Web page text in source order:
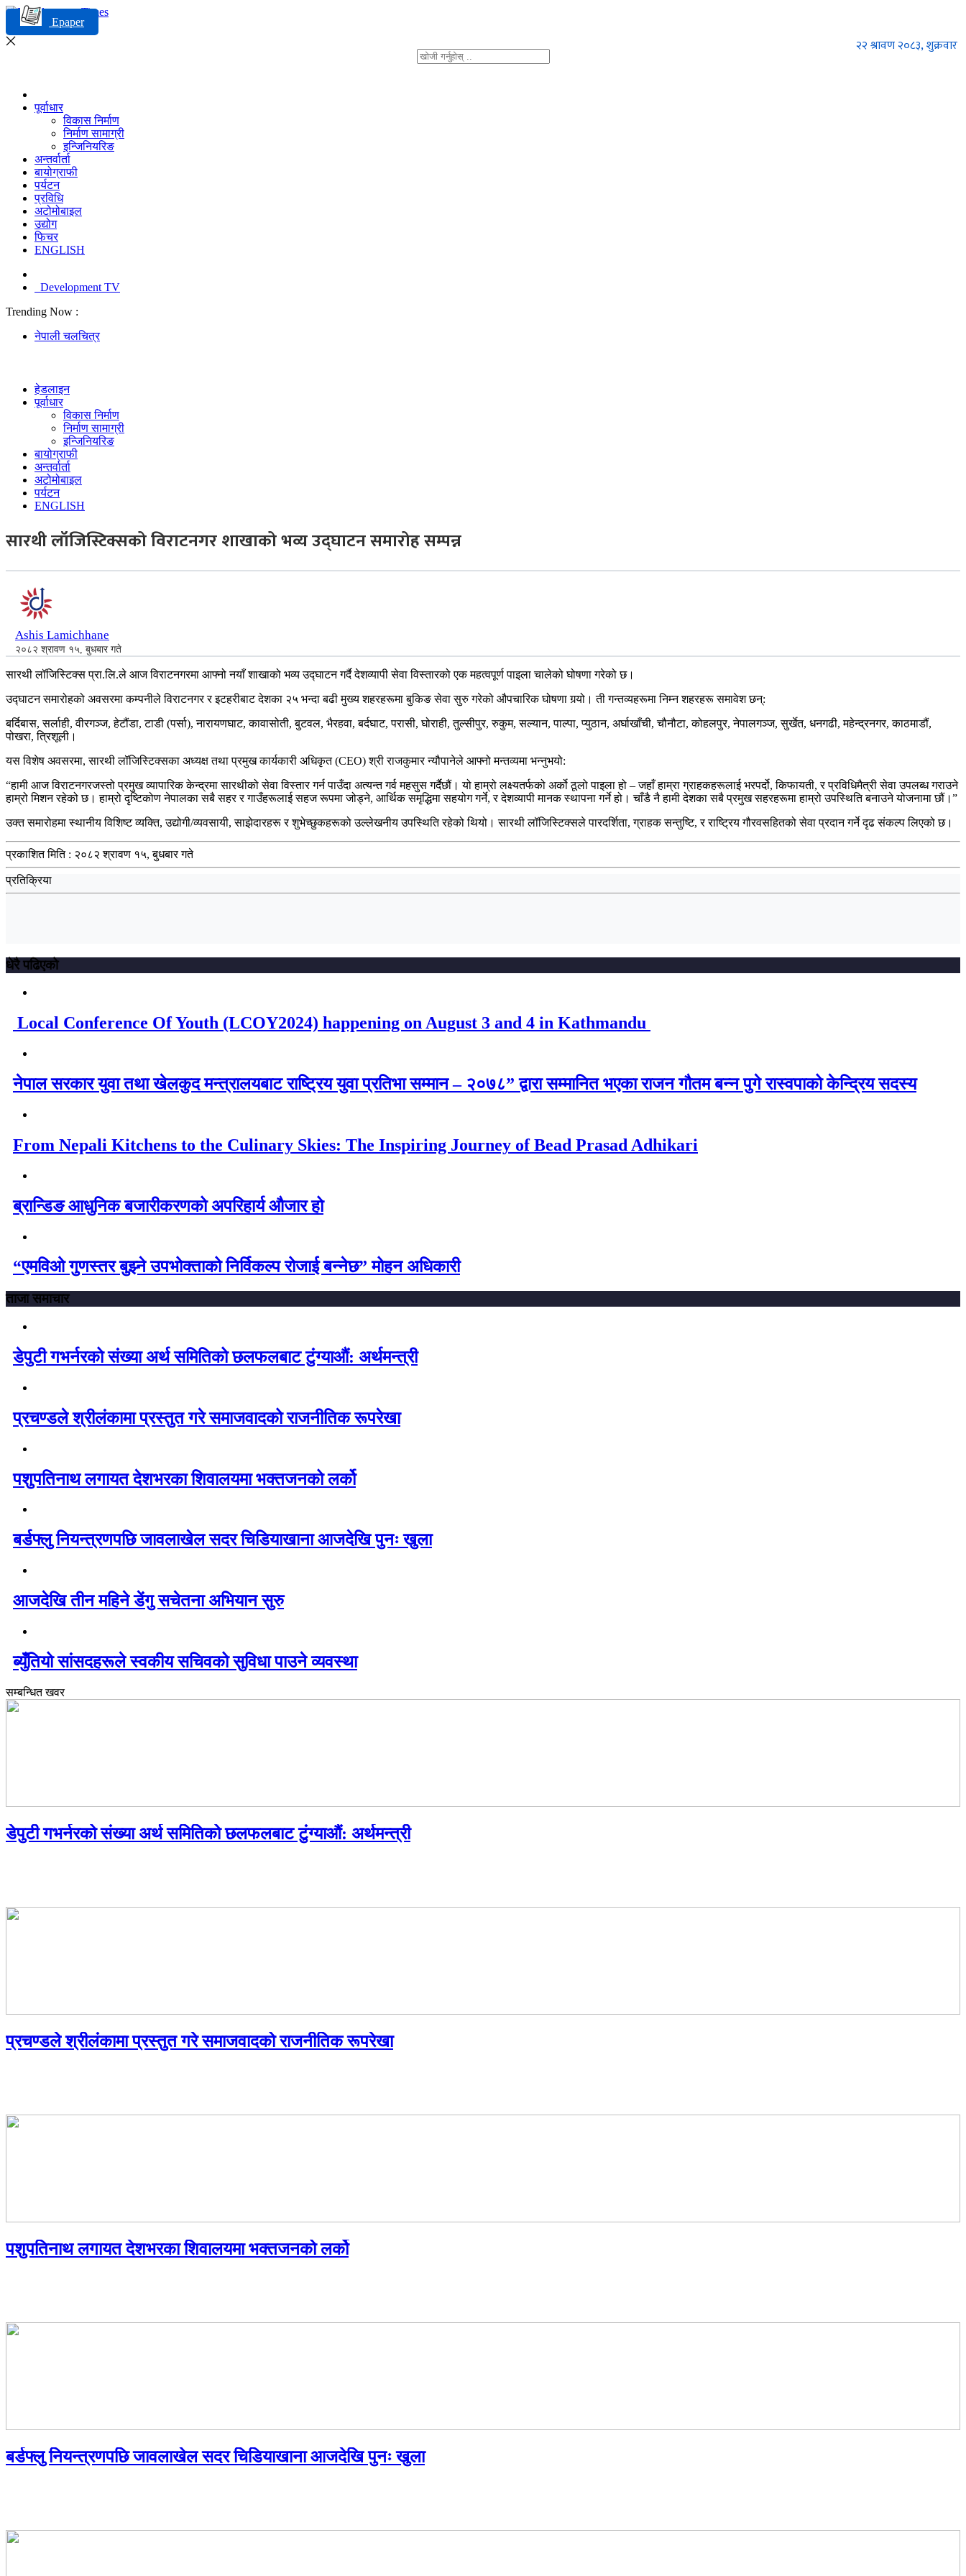
Epaper
पूर्वाधार
विकास निर्माण
निर्माण सामाग्री
इन्जिनियरिङ
अन्तर्वार्ता
बायोग्राफी
पर्यटन
प्रविधि
अटोमोबाइल
उद्योग
फिचर
ENGLISH
Development TV
Trending Now :
नेपाली चलचित्र
हेडलाइन
पूर्वाधार
विकास निर्माण
निर्माण सामाग्री
इन्जिनियरिङ
बायोग्राफी
अन्तर्वार्ता
अटोमोबाइल
पर्यटन
ENGLISH
सारथी लॉजिस्टिक्सको विराटनगर शाखाको भव्य उद्घाटन समारोह सम्पन्न
Ashis Lamichhane
२०८२ श्रावण १५, बुधबार गते
सारथी लॉजिस्टिक्स प्रा.लि.ले आज विराटनगरमा आफ्नो नयाँ शाखाको भव्य उद्घाटन गर्दै देशव्यापी सेवा विस्तारको एक महत्वपूर्ण पाइला चालेको घोषणा गरेको छ।
उद्घाटन समारोहको अवसरमा कम्पनीले विराटनगर र इटहरीबाट देशका २५ भन्दा बढी मुख्य शहरहरूमा बुकिङ सेवा सुरु गरेको औपचारिक घोषणा गर्‍यो। ती गन्तव्यहरूमा निम्न शहरहरू समावेश छन्:
बर्दिबास, सर्लाही, वीरगञ्ज, हेटौंडा, टाडी (पर्सा), नारायणघाट, कावासोती, बुटवल, भैरहवा, बर्दघाट, परासी, घोराही, तुल्सीपुर, रुकुम, सल्यान, पाल्पा, प्युठान, अर्घाखाँची, चौनौटा, कोहलपुर, नेपालगञ्ज, सुर्खेत, धनगढी, महेन्द्रनगर, काठमाडौं,
पोखरा, त्रिशूली।
यस विशेष अवसरमा, सारथी लॉजिस्टिक्सका अध्यक्ष तथा प्रमुख कार्यकारी अधिकृत (CEO) श्री राजकुमार न्यौपानेले आफ्नो मन्तव्यमा भन्नुभयो:
“हामी आज विराटनगरजस्तो प्रमुख व्यापारिक केन्द्रमा सारथीको सेवा विस्तार गर्न पाउँदा अत्यन्त गर्व महसुस गर्दैछौं। यो हाम्रो लक्ष्यतर्फको अर्को ठूलो पाइला हो – जहाँ हाम्रा ग्राहकहरूलाई भरपर्दो, किफायती, र प्रविधिमैत्री सेवा उपलब्ध गराउने
हाम्रो मिशन रहेको छ। हाम्रो दृष्टिकोण नेपालका सबै सहर र गाउँहरूलाई सहज रूपमा जोड्ने, आर्थिक समृद्धिमा सहयोग गर्ने, र देशव्यापी मानक स्थापना गर्ने हो। चाँडै नै हामी देशका सबै प्रमुख सहरहरूमा हाम्रो उपस्थिति बनाउने योजनामा छौं। ”
उक्त समारोहमा स्थानीय विशिष्ट व्यक्ति, उद्योगी/व्यवसायी, साझेदारहरू र शुभेच्छुकहरूको उल्लेखनीय उपस्थिति रहेको थियो। सारथी लॉजिस्टिक्सले पारदर्शिता, ग्राहक सन्तुष्टि, र राष्ट्रिय गौरवसहितको सेवा प्रदान गर्ने दृढ संकल्प लिएको छ।
प्रकाशित मिति : २०८२ श्रावण १५, बुधबार गते
प्रतिक्रिया
धेरै पढिएको
Local Conference Of Youth (LCOY2024) happening on August 3 and 4 in Kathmandu
नेपाल सरकार युवा तथा खेलकुद मन्त्रालयबाट राष्ट्रिय युवा प्रतिभा सम्मान – २०७८” द्वारा सम्मानित भएका राजन गौतम बन्न पुगे रास्वपाको केन्द्रिय सदस्य
From Nepali Kitchens to the Culinary Skies: The Inspiring Journey of Bead Prasad Adhikari
ब्रान्डिङ आधुनिक बजारीकरणको अपरिहार्य औजार हो
“एमविओ गुणस्तर बुझ्ने उपभोक्ताको निर्विकल्प रोजाई बन्नेछ” मोहन अधिकारी
ताजा समाचार
डेपुटी गभर्नरको संख्या अर्थ समितिको छलफलबाट टुंग्याऔं: अर्थमन्त्री
प्रचण्डले श्रीलंकामा प्रस्तुत गरे समाजवादको राजनीतिक रूपरेखा
पशुपतिनाथ लगायत देशभरका शिवालयमा भक्तजनको लर्को
बर्डफ्लु नियन्त्रणपछि जावलाखेल सदर चिडियाखाना आजदेखि पुनः खुला
आजदेखि तीन महिने डेंगु सचेतना अभियान सुरु
ब्युँतियो सांसदहरूले स्वकीय सचिवको सुविधा पाउने व्यवस्था
सम्बन्धित खवर
डेपुटी गभर्नरको संख्या अर्थ समितिको छलफलबाट टुंग्याऔं: अर्थमन्त्री
प्रचण्डले श्रीलंकामा प्रस्तुत गरे समाजवादको राजनीतिक रूपरेखा
पशुपतिनाथ लगायत देशभरका शिवालयमा भक्तजनको लर्को
बर्डफ्लु नियन्त्रणपछि जावलाखेल सदर चिडियाखाना आजदेखि पुनः खुला